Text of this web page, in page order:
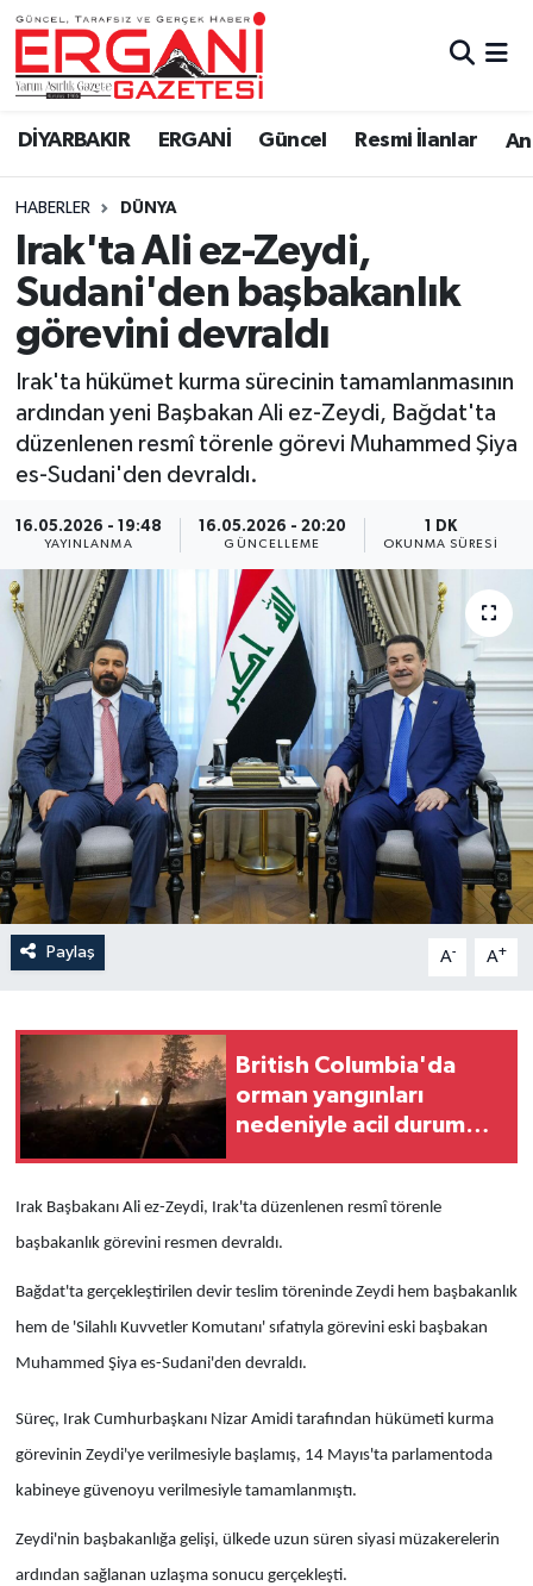
DİYARBAKIR ERGANİ Güncel Resmi İlanlar
HABERLER DÜNYA
Irak'ta Ali ez-Zeydi,
Sudani'den başbakanlık
görevini devraldı
Irak'ta hükümet kurma sürecinin tamamlanmasının
ardından yeni Başbakan Ali ez-Zeydi, Bağdat'ta
düzenlenen resmî törenle görevi Muhammed Şiya
es-Sudani'den devraldı.
16.05.2026 - 19:48
YAYINLANMA
16.05.2026 - 20:20
GÜNCELLEME
1 DK
OKUNMA SÜRESI
Paylaş A- A+
British Columbia'da
orman yangınları
nedeniyle acil durum
Irak Başbakanı Ali ez-Zeydi, Irak'ta düzenlenen resmî törenle
başbakanlık görevini resmen devraldı.
Bağdat'ta gerçekleştirilen devir teslim töreninde Zeydi hem başbakanlık
hem de 'Silahlı Kuvvetler Komutanı' sıfatıyla görevini eski başbakan
Muhammed Şiya es-Sudani'den devraldı.
Süreç, Irak Cumhurbaşkanı Nizar Amidi tarafından hükümeti kurma
görevinin Zeydi'ye verilmesiyle başlamış, 14 Mayıs'ta parlamentoda
kabineye güvenoyu verilmesiyle tamamlanmıştı.
Zeydi'nin başbakanlığa gelişi, ülkede uzun süren siyasi müzakerelerin
ardından sağlanan uzlaşma sonucu gerçekleşti.
DİYARBAKIR
BİSMİL
BAĞLAR
ERGANİ
Güncel
Eği̇ti̇m
Resmi İlanlar
Sağlık
Si̇yaset
Spor
Yaşam
Anali̇z
Bi̇li̇m & Teknoloji̇
Dünya
Eği̇ti̇m
Ergani Nöbetçi Eczaneler
Ergani Hava Durumu
Ergani Trafik Yoğunluk Haritası
Süper Lig Puan Durumu ve Fikstür
Tüm Manşetler
Son Dakika Haberleri
Haber Arşivi